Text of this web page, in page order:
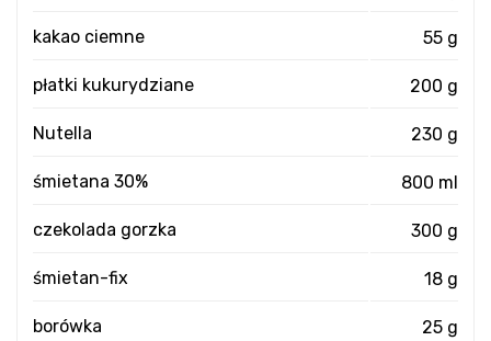
kakao ciemne 55 g
płatki kukurydziane 200 g
Nutella 230 g
śmietana 30% 800 ml
czekolada gorzka 300 g
śmietan-fix 18 g
borówka 25 g